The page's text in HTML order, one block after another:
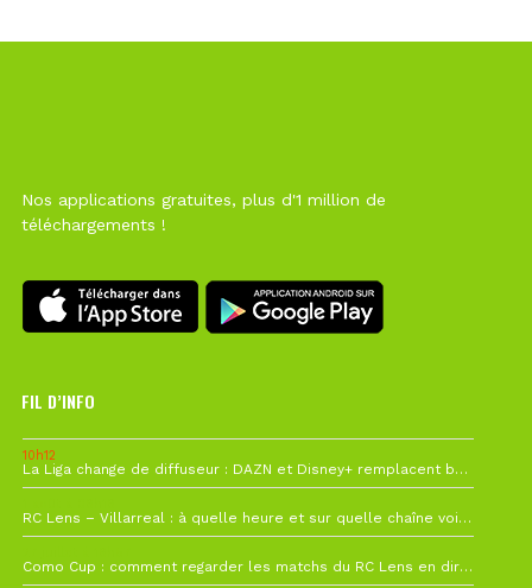
Nos applications gratuites, plus d'1 million de
téléchargements !
FIL D’INFO
10h12
La Liga change de diffuseur : DAZN et Disney+ remplacent beIN Sports !
RC Lens – Villarreal : à quelle heure et sur quelle chaîne voir la finale de la Como Cup ?
Como Cup : comment regarder les matchs du RC Lens en direct ?